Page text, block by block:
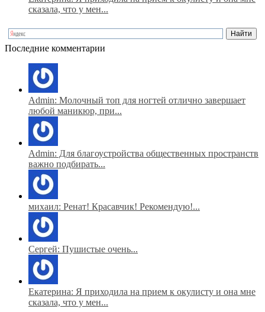
сказала, что у мен...
Последние комментарии
Admin: Молочный топ для ногтей отлично завершает
любой маникюр, при...
Admin: Для благоустройства общественных пространств
важно подбирать...
михаил: Ренат! Красавчик! Рекомендую!...
Сергей: Пушистые очень...
Екатерина: Я приходила на прием к окулисту и она мне
сказала, что у мен...